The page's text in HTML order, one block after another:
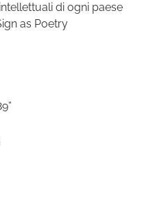
di ogni paese
as Poetry